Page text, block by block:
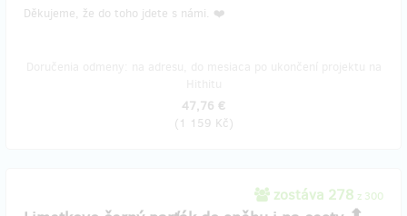
Děkujeme, že do toho jdete s námi. ❤️
47,76 €
(1 159 Kč)
zostáva 278 z 300